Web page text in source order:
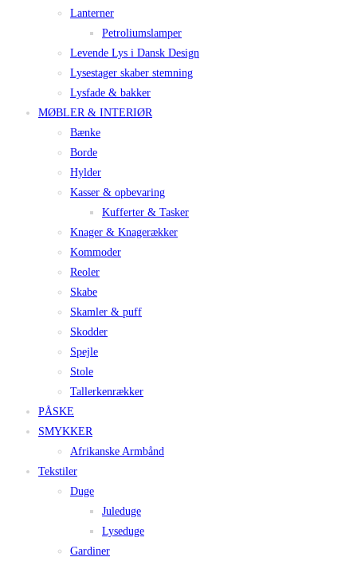
Lanterner
Petroliumslamper
Levende Lys i Dansk Design
Lysestager skaber stemning
Lysfade & bakker
MØBLER & INTERIØR
Bænke
Borde
Hylder
Kasser & opbevaring
Kufferter & Tasker
Knager & Knagerækker
Kommoder
Reoler
Skabe
Skamler & puff
Skodder
Spejle
Stole
Tallerkenrækker
PÅSKE
SMYKKER
Afrikanske Armbånd
Tekstiler
Duge
Juleduge
Lyseduge
Gardiner